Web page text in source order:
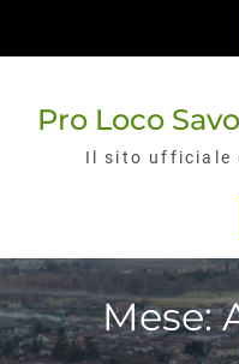
contentPro Loco
Il sito ufficiale
Mese: